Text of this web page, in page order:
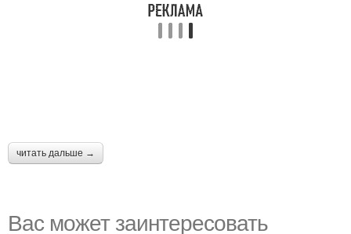
читать дальше →
Вас может заинтересовать